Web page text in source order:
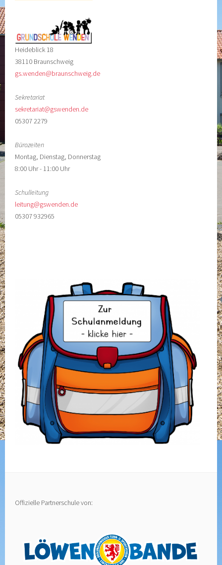
Heideblick 18
38110 Braunschweig
gs.wenden@braunschweig.de
Sekretariat
sekretariat@gswenden.de
05307 2279
Bürozeiten
Montag, Dienstag, Donnerstag
8:00 Uhr - 11:00 Uhr
Schulleitung
leitung@gswenden.de
05307 932965
Offizielle Partnerschule von: